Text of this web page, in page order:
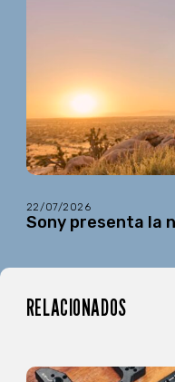
22/07/2026
Sony presenta la
RELACIONADOS